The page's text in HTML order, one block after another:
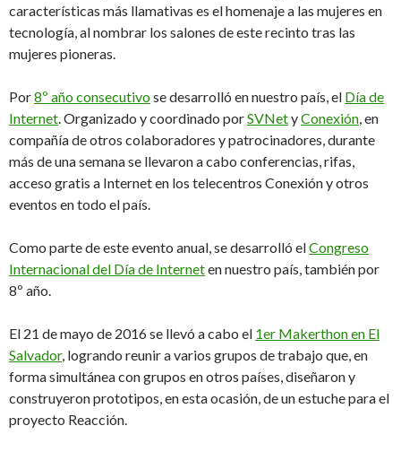
características más llamativas es el homenaje a las mujeres en
tecnología, al nombrar los salones de este recinto tras las
mujeres pioneras.
Por8º año consecutivose desarrolló en nuestro país, el Día de
Internet . Organizado y coordinado porSVNetyConexión , en
compañía de otros colaboradores y patrocinadores, durante
más de una semana se llevaron a cabo conferencias, rifas,
acceso gratis a Internet en los telecentros Conexión y otros
eventos en todo el país.
Como parte de este evento anual, se desarrolló elCongreso
Internacional del Día de Interneten nuestro país, también por
8º año.
El 21 de mayo de 2016 se llevó a cabo el 1er Makerthon en El
Salvador, logrando reunir a varios grupos de trabajo que, en
forma simultánea con grupos en otros países, diseñaron y
construyeron prototipos, en esta ocasión, de un estuche para el
proyecto Reacción.